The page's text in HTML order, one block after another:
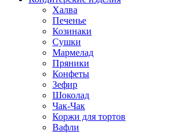
Халва
Печенье
Козинаки
Сушки
Мармелад
Пряники
Конфеты
Зефир
Шоколад
Чак-Чак
Коржи для тортов
Вафли